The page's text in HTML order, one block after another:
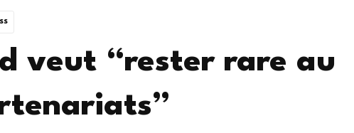
veut “rester rare au